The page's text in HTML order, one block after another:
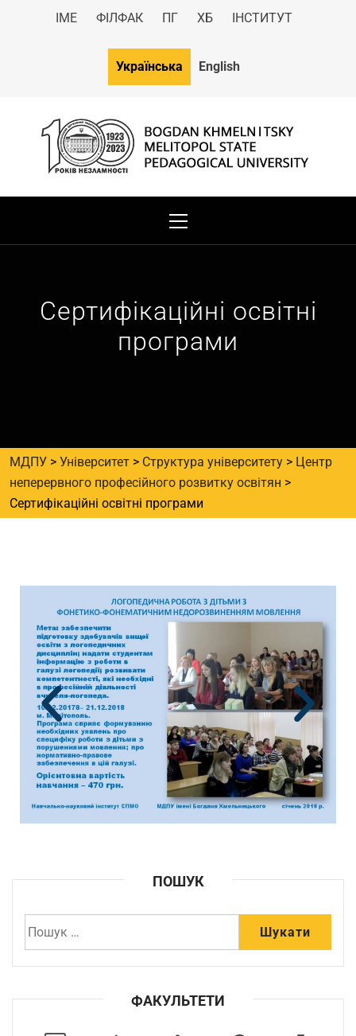
ІМЕ ФІЛФАК ПГ ХБ ІНСТИТУТ
Українська English
МДПУ
Сертифікаційні освітні
програми
МДПУ > Університет > Структура університету > Центр
неперервного професійного розвитку освітян >
Сертифікаційні освітні програми
ПОШУК
ФАКУЛЬТЕТИ